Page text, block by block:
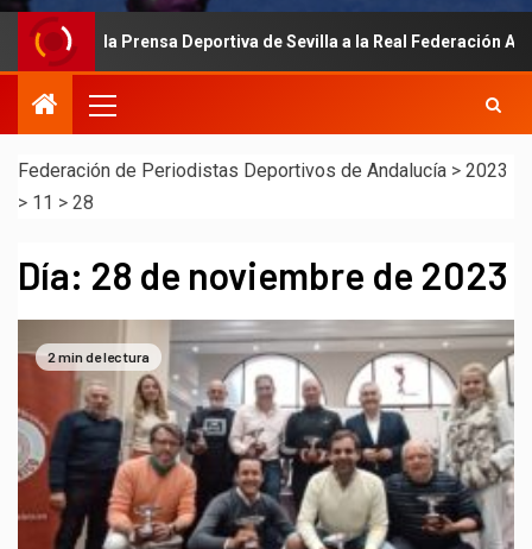
de la Prensa Deportiva de Sevilla a la Real Federación Andaluza
Federación de Periodistas Deportivos de Andalucía > 2023
> 11 > 28
Día: 28 de noviembre de 2023
2 min de lectura